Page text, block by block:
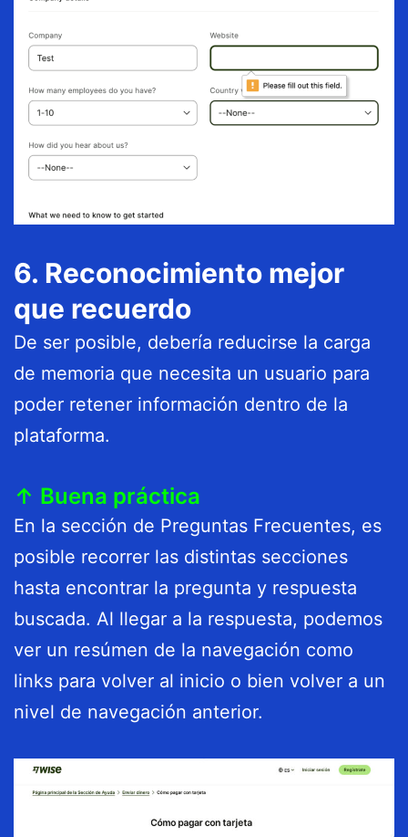
6. Reconocimiento mejor
que recuerdo
De ser posible, debería reducirse la carga
de memoria que necesita un usuario para
poder retener información dentro de la
plataforma.
↑ Buena práctica
En la sección de Preguntas Frecuentes, es
posible recorrer las distintas secciones
hasta encontrar la pregunta y respuesta
buscada. Al llegar a la respuesta, podemos
ver un resúmen de la navegación como
links para volver al inicio o bien volver a un
nivel de navegación anterior.